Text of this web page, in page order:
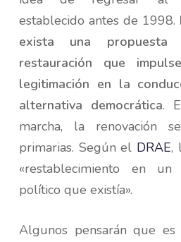
establecido antes de 1998.
exista una
restauración que
legitimación en la
alternativa democrática.
marcha, la renovación
primarias. Según el DRAE,
«restablecimiento en
político que existía».
Algunos pensarán que